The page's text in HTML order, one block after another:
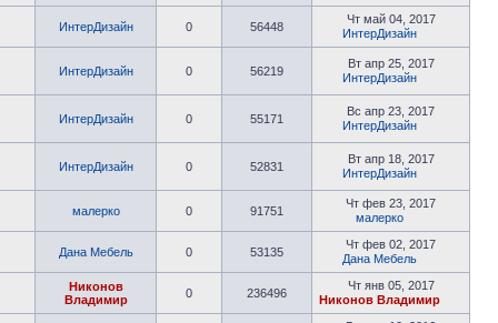
ИнтерДизайн 0 56448
Чт май 04, 2017
ИнтерДизайн
ИнтерДизайн 0 56219
Вт апр 25, 2017
ИнтерДизайн
ИнтерДизайн 0 55171
Вс апр 23, 2017
ИнтерДизайн
ИнтерДизайн 0 52831
Вт апр 18, 2017
ИнтерДизайн
малерко 0 91751
Чт фев 23, 2017
малерко
Дана Мебель 0 53135
Чт фев 02, 2017
Дана Мебель
Никонов
Владимир
0 236496
Чт янв 05, 2017
Никонов Владимир